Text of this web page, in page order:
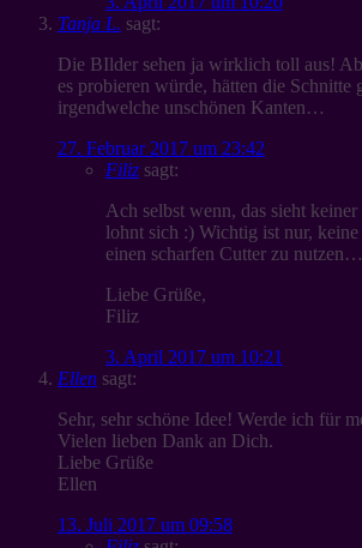
Tanja L. sagt:
Die BIlder sehen ja wirklich toll aus!
es probieren würde, hätten die Schnitte
irgendwelche unschönen Kanten…
27. Februar 2017 um 23:42
Filiz sagt:
Ach selbst wenn, das sieht
lohnt sich :) Wichtig ist nur, keine
einen scharfen Cutter zu nutzen…
Liebe Grüße,
Filiz
3. April 2017 um 10:21
Ellen sagt:
Sehr, sehr schöne Idee! Werde ich für
Vielen lieben Dank an Dich.
Liebe Grüße
Ellen
13. Juli 2017 um 09:58